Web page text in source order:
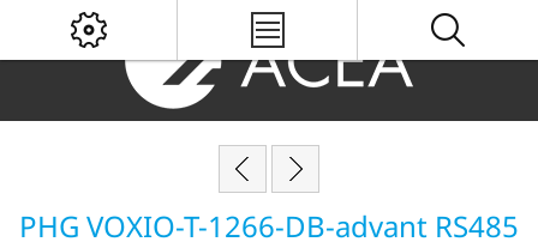
PHG VOXIO-T-1266-DB-advant RS485